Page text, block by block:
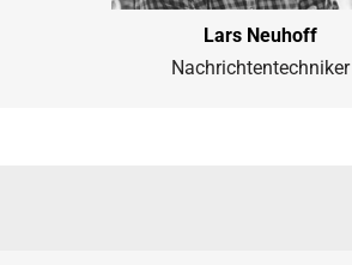
Lars Neuhoff
Nachrichtentechniker